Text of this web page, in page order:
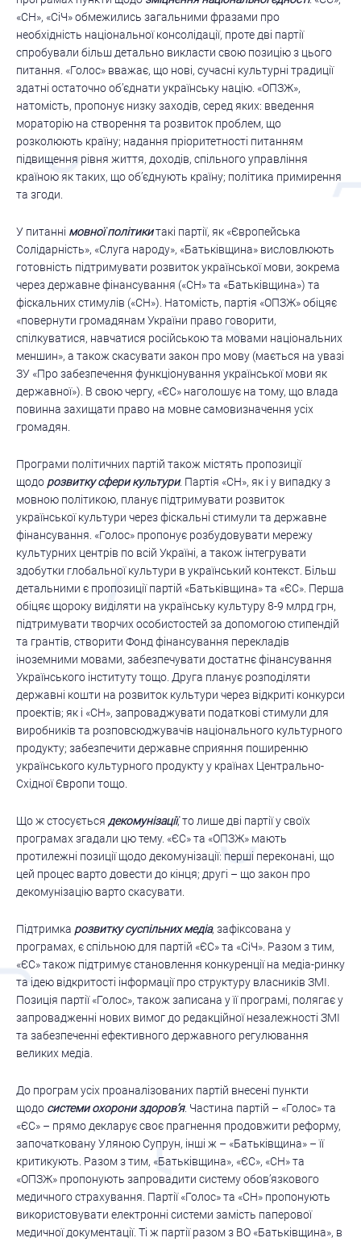
«СН», «СіЧ» обмежились загальними фразами про
необхідність національної консолідації, проте дві партії
спробували більш детально викласти свою позицію з цього
питання. «Голос» вважає, що нові, сучасні культурні традиції
здатні остаточно об’єднати українську націю. «ОПЗЖ»,
натомість, пропонує низку заходів, серед яких: введення
мораторію на створення та розвиток проблем, що
розколюють країну; надання пріоритетності питанням
підвищення рівня життя, доходів, спільного управління
країною як таких, що об’єднують країну; політика примирення
та згоди.
У питанні мовної політикитакі партії, як «Європейська
Солідарність», «Слуга народу», «Батьківщина» висловлюють
готовність підтримувати розвиток української мови, зокрема
через державне фінансування («СН» та «Батьківщина») та
фіскальних стимулів («СН»). Натомість, партія «ОПЗЖ» обіцяє
«повернути громадянам України право говорити,
спілкуватися, навчатися російською та мовами національних
меншин», а також скасувати закон про мову (мається на увазі
ЗУ «Про забезпечення функціонування української мови як
державної»). В свою чергу, «ЄС» наголошує на тому, що влада
повинна захищати право на мовне самовизначення усіх
громадян.
Програми політичних партій також містять пропозиції
щодо розвитку сфери культури. Партія «СН», як і у випадку з
мовною політикою, планує підтримувати розвиток
української культури через фіскальні стимули та державне
фінансування. «Голос» пропонує розбудовувати мережу
культурних центрів по всій Україні, а також інтегрувати
здобутки глобальної культури в український контекст. Більш
детальними є пропозиції партій «Батьківщина» та «ЄС». Перша
обіцяє щороку виділяти на українську культуру 8-9 млрд грн,
підтримувати творчих особистостей за допомогою стипендій
та грантів, створити Фонд фінансування перекладів
іноземними мовами, забезпечувати достатнє фінансування
Українського інституту тощо. Друга планує розподіляти
державні кошти на розвиток культури через відкриті конкурси
проектів; як і «СН», запроваджувати податкові стимули для
виробників та розповсюджувачів національного культурного
продукту; забезпечити державне сприяння поширенню
українського культурного продукту у країнах Центрально-
Східної Європи тощо.
Що ж стосується декомунізації, то лише дві партії у своїх
програмах згадали цю тему. «ЄС» та «ОПЗЖ» мають
протилежні позиції щодо декомунізації: перші переконані, що
цей процес варто довести до кінця; другі – що закон про
декомунізацію варто скасувати.
Підтримка розвитку суспільних медіа, зафіксована у
програмах, є спільною для партій «ЄС» та «СіЧ». Разом з тим,
«ЄС» також підтримує становлення конкуренції на медіа-ринку
та ідею відкритості інформації про структуру власників ЗМІ.
Позиція партії «Голос», також записана у її програмі, полягає у
запровадженні нових вимог до редакційної незалежності ЗМІ
та забезпеченні ефективного державного регулювання
великих медіа.
До програм усіх проаналізованих партій внесені пункти
щодо системи охорони здоров’я. Частина партій – «Голос» та
«ЄС» – прямо декларує своє прагнення продовжити реформу,
започатковану Уляною Супрун, інші ж – «Батьківщина» – її
критикують. Разом з тим, «Батьківщина», «ЄС», «СН» та
«ОПЗЖ» пропонують запровадити систему обов’язкового
медичного страхування. Партії «Голос» та «СН» пропонують
використовувати електронні системи замість паперової
медичної документації. Ті ж партії разом з ВО «Батьківщина», в